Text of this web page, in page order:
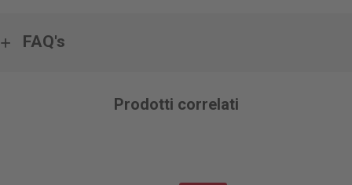
FAQ's
Prodotti correlati